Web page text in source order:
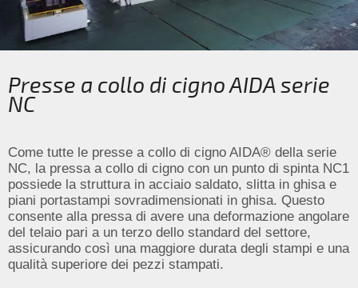
Presse a collo di cigno AIDA serie
NC
Come tutte le presse a collo di cigno AIDA® della serie
NC, la pressa a collo di cigno con un punto di spinta NC1
possiede la struttura in acciaio saldato, slitta in ghisa e
piani portastampi sovradimensionati in ghisa. Questo
consente alla pressa di avere una deformazione angolare
del telaio pari a un terzo dello standard del settore,
assicurando così una maggiore durata degli stampi e una
qualità superiore dei pezzi stampati.